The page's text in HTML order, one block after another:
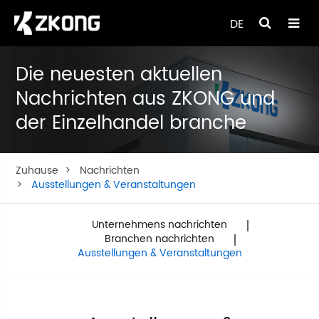
DE
Die neuesten aktuellen
Nachrichten aus ZKONG und
der Einzelhandel branche
Zuhause
Nachrichten
Ausstellungen & Veranstaltungen
Unternehmens nachrichten
Branchen nachrichten
Ausstellungen & Veranstaltungen